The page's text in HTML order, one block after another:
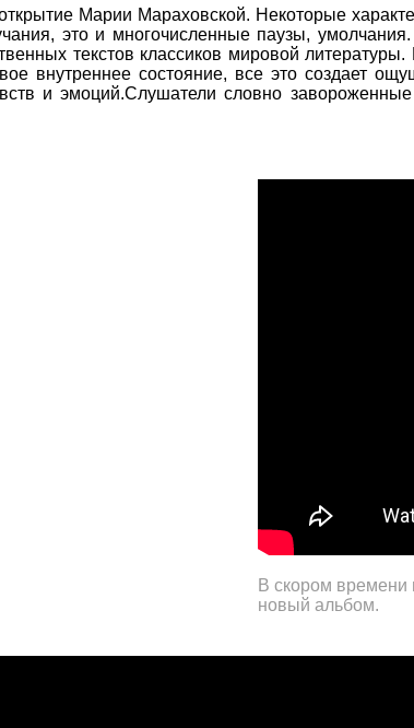
Марии Мараховской. Некоторые
это и многочисленные паузы,
текстов классиков мировой
внутреннее состояние, все это создает
и эмоций.Слушатели словно
В скором времени
новый альбом.